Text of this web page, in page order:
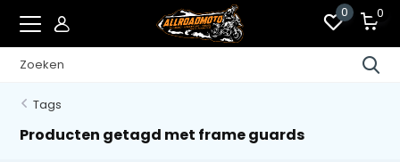
0 0
Tags
Producten getagd met frame guards